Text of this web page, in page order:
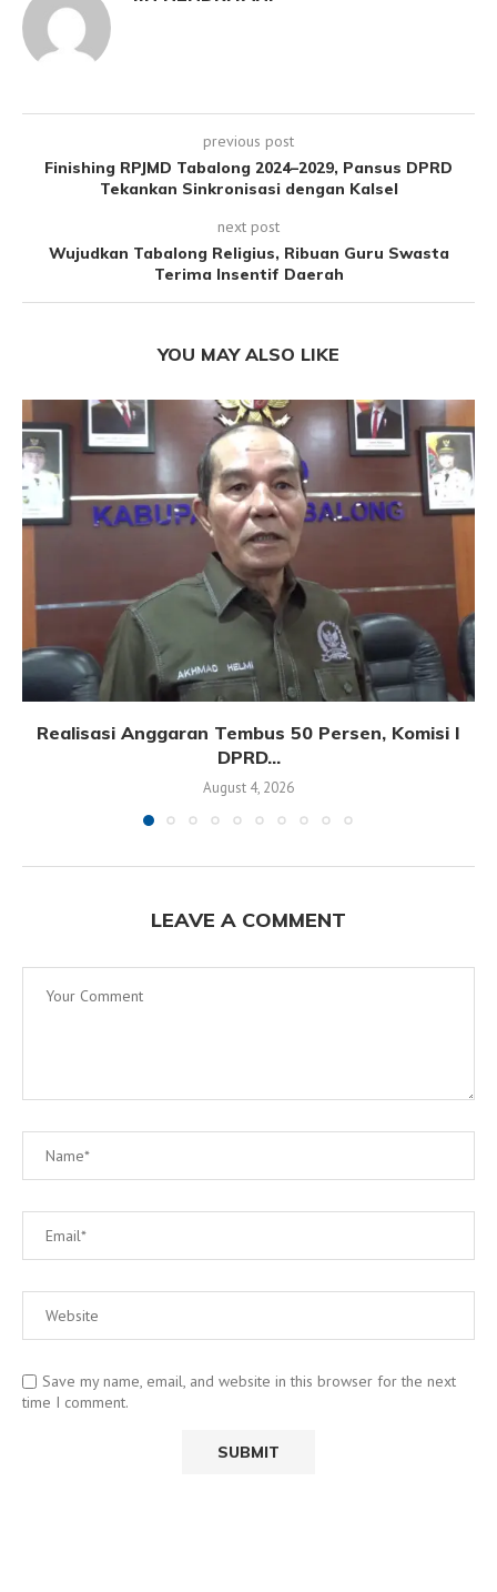
previous post
Finishing RPJMD Tabalong 2024–2029, Pansus DPRD
Tekankan Sinkronisasi dengan Kalsel
next post
Wujudkan Tabalong Religius, Ribuan Guru Swasta
Terima Insentif Daerah
YOU MAY ALSO LIKE
Realisasi Anggaran Tembus 50 Persen, Komisi I
DPRD...
August 4, 2026
LEAVE A COMMENT
Save my name, email, and website in this browser for the next
time I comment.